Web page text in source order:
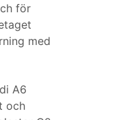
för
med
A6
och